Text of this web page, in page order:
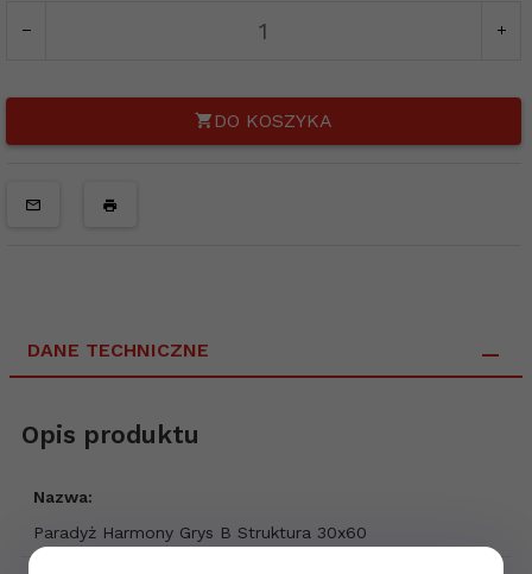
DO KOSZYKA
DANE TECHNICZNE
Opis produktu
Nazwa:
Paradyż Harmony Grys B Struktura 30x60